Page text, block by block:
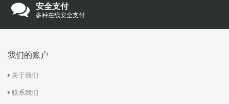
安全支付
多种在线安全支付
我们的账户
关于我们
联系我们